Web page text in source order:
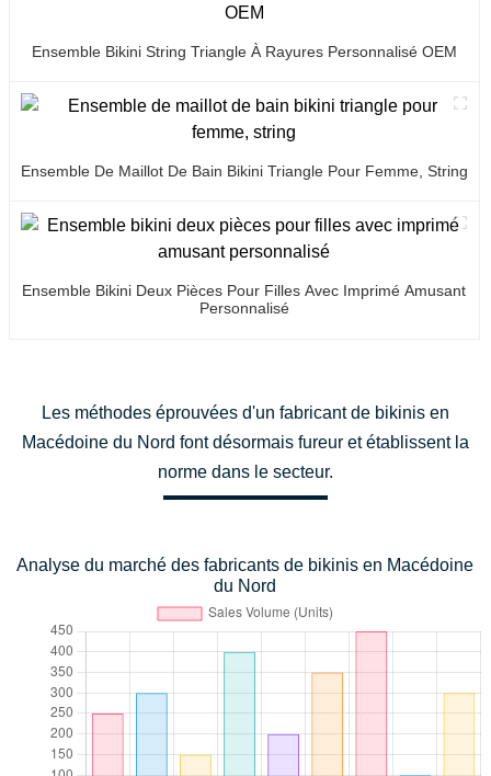
Ensemble Bikini String Triangle À Rayures Personnalisé OEM
Ensemble De Maillot De Bain Bikini Triangle Pour Femme, String
Ensemble Bikini Deux Pièces Pour Filles Avec Imprimé Amusant
Personnalisé
Les méthodes éprouvées d'un fabricant de bikinis en
Macédoine du Nord font désormais fureur et établissent la
norme dans le secteur.
Analyse du marché des fabricants de bikinis en Macédoine
du Nord